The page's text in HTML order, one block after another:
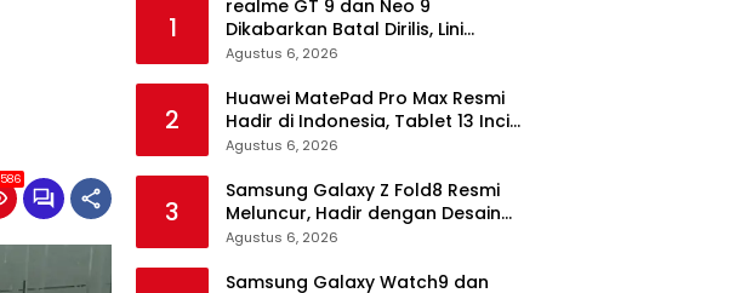
586
1
realme GT 9 dan Neo 9
Dikabarkan Batal Dirilis, Lini
Flagship realme Terancam
Agustus 6, 2026
2
Huawei MatePad Pro Max Resmi
Hadir di Indonesia, Tablet 13 Inci
Tertipis dan Teringan
Agustus 6, 2026
3
Samsung Galaxy Z Fold8 Resmi
Meluncur, Hadir dengan Desain
Lebih Pendek dan Lebar
Agustus 6, 2026
Samsung Galaxy Watch9 dan